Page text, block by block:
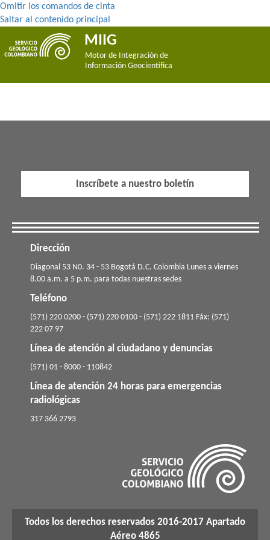
Omitir los comandos de cinta
Saltar al contenido principal
MIIG
Motor de Integración de
Información Geocientífica
Inscríbete a nuestro boletín
Dirección
​​​Diagonal 53 N0. 34 - 53 Bogotá D.C. Colombia Lunes a viernes
8.00 a.m. a 5 p.m. para todas nuestras sedes
Teléfono
(571) 220 0200 - (571) 220 0100 - (571) 222 1811 Fáx: (571)
222 07 97
Línea de atención al ciudadano y denuncias
(571) 01 - 8000 - 110842
Línea de atención 24 horas para emergencias
radiológicas
​317 366 2793
Todos los derechos reservados 2016-2017 Apartado
Aéreo 4865